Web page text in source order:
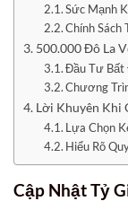
Sức Mạnh
Chính Sách
500.000 Đô La
Đầu Tư Bất
Chương
Lời Khuyên Khi
Lựa Chọn
Hiểu Rõ
Cập NhậtTỷ